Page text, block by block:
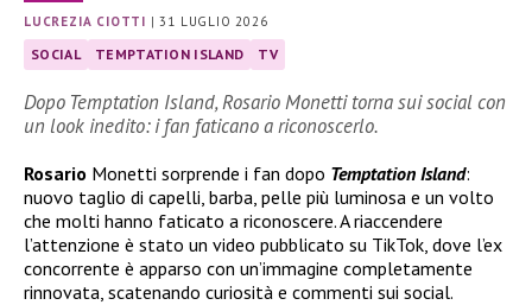
LUCREZIA CIOTTI |31 LUGLIO 2026
SOCIAL TEMPTATION ISLAND TV
Dopo Temptation Island, Rosario Monetti torna sui social con
un look inedito: i fan faticano a riconoscerlo.
Rosario Monetti sorprende i fan dopo Temptation Island:
nuovo taglio di capelli, barba, pelle più luminosa e un volto
che molti hanno faticato a riconoscere. A riaccendere
l’attenzione è stato un video pubblicato su TikTok, dove l’ex
concorrente è apparso con un’immagine completamente
rinnovata, scatenando curiosità e commenti sui social.